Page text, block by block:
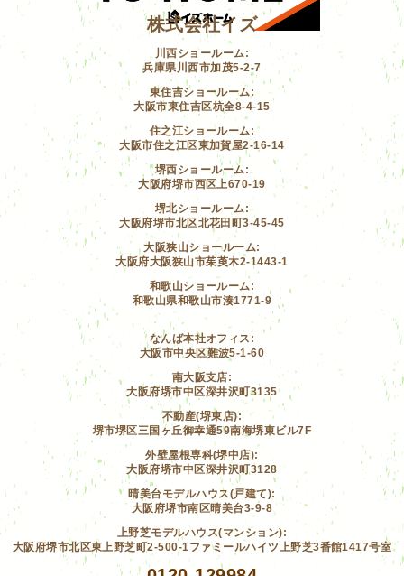
株式会社イズ
川西ショールーム:
兵庫県川西市加茂5-2-7
東住吉ショールーム:
大阪市東住吉区杭全8-4-15
住之江ショールーム:
大阪市住之江区東加賀屋2-16-14
堺西ショールーム:
大阪府堺市西区上670-19
堺北ショールーム:
大阪府堺市北区北花田町3-45-45
大阪狭山ショールーム:
大阪府大阪狭山市茱萸木2-1443-1
和歌山ショールーム:
和歌山県和歌山市湊1771-9
なんば本社オフィス:
大阪市中央区難波5-1-60
南大阪支店:
大阪府堺市中区深井沢町3135
不動産(堺東店):
堺市堺区三国ヶ丘御幸通59南海堺東ビル7F
外壁屋根専科(堺中店):
大阪府堺市中区深井沢町3128
晴美台モデルハウス(戸建て):
大阪府堺市南区晴美台3-9-8
上野芝モデルハウス(マンション):
大阪府堺市北区東上野芝町2-500-1ファミールハイツ上野芝3番館1417号室